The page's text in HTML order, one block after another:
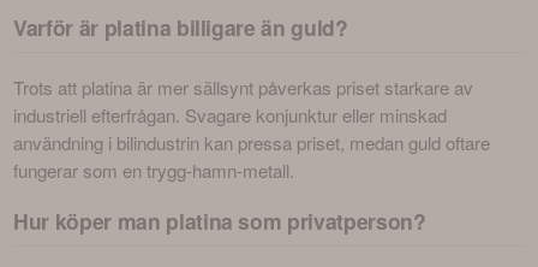
Varför är platina billigare än guld?
Trots att platina är mer sällsynt påverkas priset starkare av
industriell efterfrågan. Svagare konjunktur eller minskad
användning i bilindustrin kan pressa priset, medan guld oftare
fungerar som en trygg-hamn-metall.
Hur köper man platina som privatperson?